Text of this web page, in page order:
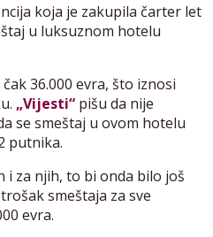
koja je zakupila čarter let
u luksuznom hotelu
36.000 evra, što iznosi
„Vijesti“ pišu da nije
se smeštaj u ovom hotelu
putnika.
i za njih, to bi onda bilo još
smeštaja za sve
evra.